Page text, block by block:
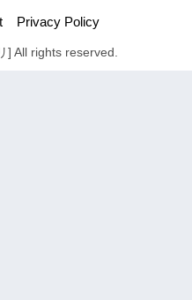
Privacy Policy
All rights reserved.